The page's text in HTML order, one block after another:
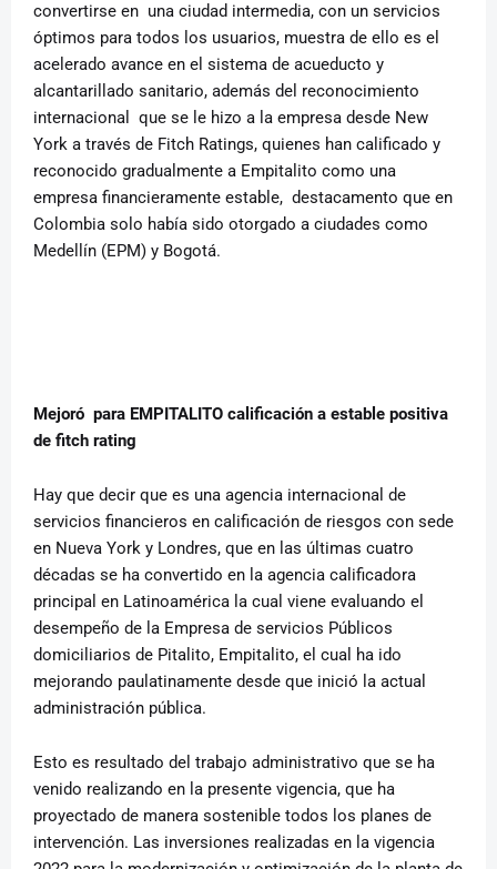
convertirse en una ciudad intermedia, con un servicios
óptimos para todos los usuarios, muestra de ello es el
acelerado avance en el sistema de acueducto y
alcantarillado sanitario, además del reconocimiento
internacional que se le hizo a la empresa desde New
York a través de Fitch Ratings, quienes han calificado y
reconocido gradualmente a Empitalito como una
empresa financieramente estable, destacamento que en
Colombia solo había sido otorgado a ciudades como
Medellín (EPM) y Bogotá.
Mejoró para EMPITALITO calificación a estable positiva
de fitch rating
Hay que decir que es una agencia internacional de
servicios financieros en calificación de riesgos con sede
en Nueva York y Londres, que en las últimas cuatro
décadas se ha convertido en la agencia calificadora
principal en Latinoamérica la cual viene evaluando el
desempeño de la Empresa de servicios Públicos
domiciliarios de Pitalito, Empitalito, el cual ha ido
mejorando paulatinamente desde que inició la actual
administración pública.
Esto es resultado del trabajo administrativo que se ha
venido realizando en la presente vigencia, que ha
proyectado de manera sostenible todos los planes de
intervención. Las inversiones realizadas en la vigencia